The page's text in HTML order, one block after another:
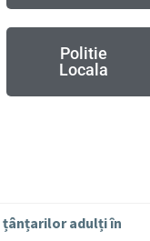
Politie
Locala
țânțarilor adulți în